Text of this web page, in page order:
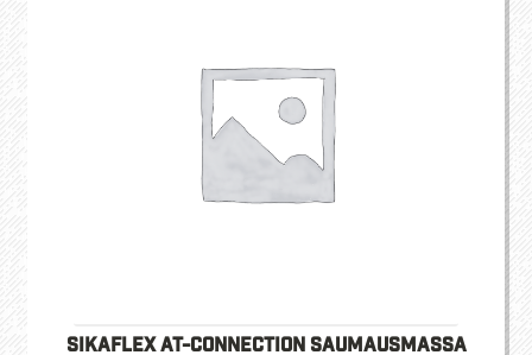
Sikaflex AT-Connection saumausmassa